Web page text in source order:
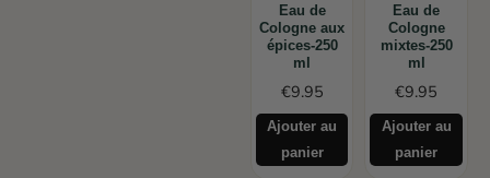
Eau de
Cologne aux
épices-250
ml
€9.95
Ajouter au
panier
Eau de
Cologne
mixtes-250
ml
€9.95
Ajouter au
panier